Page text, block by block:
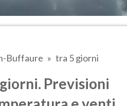
Buffaure tra 5 giorni
Previsioni